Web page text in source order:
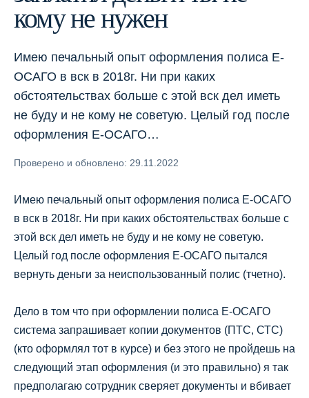
кому не нужен
Имею печальный опыт оформления полиса Е-
ОСАГО в вск в 2018г. Ни при каких
обстоятельствах больше с этой вск дел иметь
не буду и не кому не советую. Целый год после
оформления Е-ОСАГО…
Проверено и обновлено: 29.11.2022
Имею печальный опыт оформления полиса Е-ОСАГО
в вск в 2018г. Ни при каких обстоятельствах больше с
этой вск дел иметь не буду и не кому не советую.
Целый год после оформления Е-ОСАГО пытался
вернуть деньги за неиспользованный полис (тчетно).
Дело в том что при оформлении полиса Е-ОСАГО
система запрашивает копии документов (ПТС, СТС)
(кто оформлял тот в курсе) и без этого не пройдешь на
следующий этап оформления (и это правильно) я так
предполагаю сотрудник сверяет документы и вбивает